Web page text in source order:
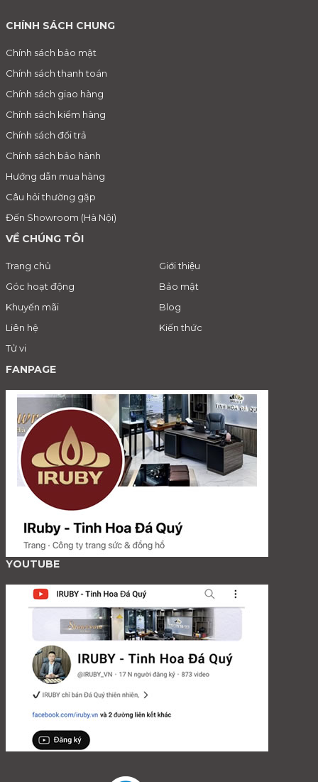
CHÍNH SÁCH CHUNG
Chính sách bảo mật
Chính sách thanh toán
Chính sách giao hàng
Chính sách kiểm hàng
Chính sách đổi trả
Chính sách bảo hành
Hướng dẫn mua hàng
Câu hỏi thường gặp
Đến Showroom (Hà Nội)
VỀ CHÚNG TÔI
Trang chủ
Giới thiệu
Góc hoạt động
Bảo mật
Khuyến mãi
Blog
Liên hệ
Kiến thức
Tử vi
FANPAGE
YOUTUBE